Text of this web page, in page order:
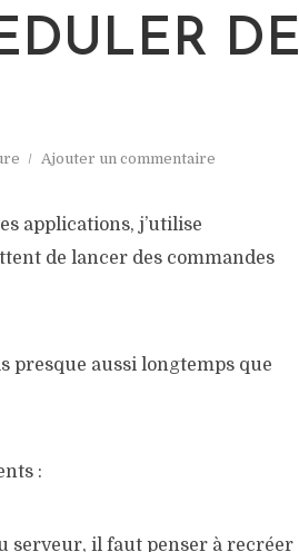
DE
Ajouter un commentaire
applications, j’utilise
de lancer des commandes
presque aussi longtemps que
:
serveur, il faut penser à recréer